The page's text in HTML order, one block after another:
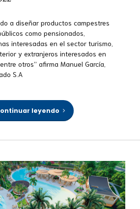
a diseñar productos campestres
como pensionados,
interesadas en el sector turismo,
y extranjeros interesados en
otros’’ afirma Manuel García,
S.A
leyendo